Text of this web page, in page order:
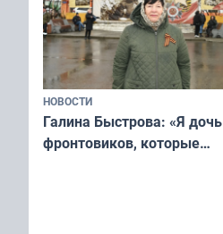
НОВОСТИ
Галина Быстрова: «Я дочь
фронтовиков, которые